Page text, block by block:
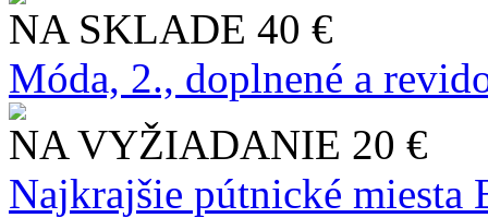
NA SKLADE 40 €
Móda, 2., doplnené a
NA VYŽIADANIE 20 €
Najkrajšie pútnické miesta